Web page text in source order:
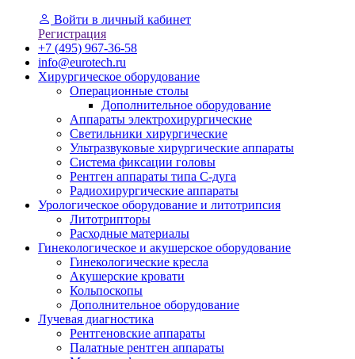
Войти в личный кабинет
Регистрация
+7 (495) 967-36-58
info@eurotech.ru
Хирургическое оборудование
Операционные столы
Дополнительное оборудование
Аппараты электрохирургические
Светильники хирургические
Ультразвуковые хирургические аппараты
Система фиксации головы
Рентген аппараты типа С-дуга
Радиохирургические аппараты
Урологическое оборудование и литотрипсия
Литотрипторы
Расходные материалы
Гинекологическое и акушерское оборудование
Гинекологические кресла
Акушерские кровати
Кольпоскопы
Дополнительное оборудование
Лучевая диагностика
Рентгеновские аппараты
Палатные рентген аппараты